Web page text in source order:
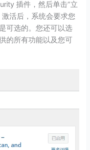
插件，然后单击“立
活后，系统会要求您
可选的。您还可以选
的所有功能以及您可